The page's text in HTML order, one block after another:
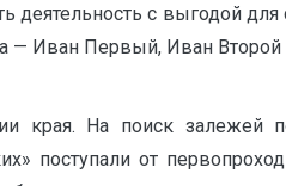
деятельность с выгодой для
— Иван Первый, Иван
края. На поиск залежей
поступали от